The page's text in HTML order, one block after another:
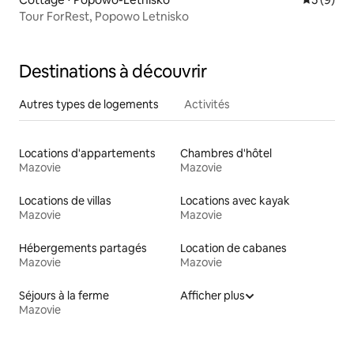
Tour ForRest, Popowo Letnisko
Destinations à découvrir
Autres types de logements Activités
Locations d'appartements
Mazovie
Chambres d'hôtel
Mazovie
Locations de villas
Mazovie
Locations avec kayak
Mazovie
Hébergements partagés
Mazovie
Location de cabanes
Mazovie
Séjours à la ferme
Mazovie
Afficher plus